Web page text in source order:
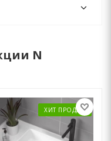
N
ХИТ ПРОДАЖ